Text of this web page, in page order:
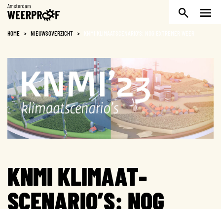
Weerproof
HOME > NIEUWSOVERZICHT >
KNMI KLIMAAT­
SCENARIO’S: NOG